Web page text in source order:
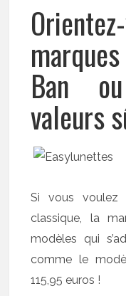
Ban
valeurs
Si vous voulez
classique, la
modèles qui
comme le
115,95 euros !